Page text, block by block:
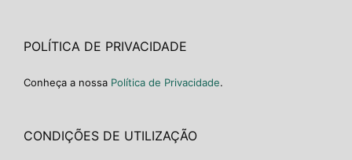
POLÍTICA DE PRIVACIDADE
Conheça a nossa Política de Privacidade.
CONDIÇÕES DE UTILIZAÇÃO